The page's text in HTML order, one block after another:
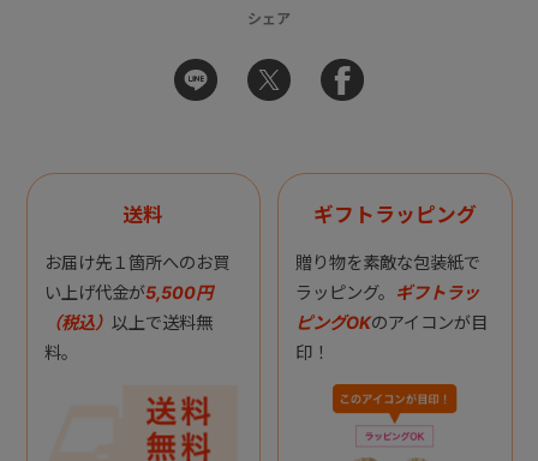
シェア
送料
お届け先１箇所へのお買
い上げ代金が5,500円
（税込） 以上で送料無
料。
ギフトラッピング
贈り物を素敵な包装紙で
ラッピング。 ギフトラッ
ピングOKのアイコンが目
印！